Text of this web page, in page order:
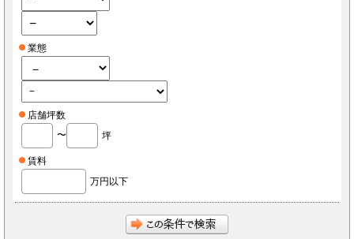
破産状態もしくはそれと同等の状態にあり、信用状態が著しく悪化している者
差押え、仮差押え、仮処分、租税滞納処分等を受けている者
二重に会員登録している者
当社、本サービス、又は他の会員の信用もしくは権利を侵害する恐れがあると当社が
公序良俗に反する行為をした者
前項の措置により会員が損害を被った場合でも、当社はその責任を負わないものとします。
会員は当社が書面で承認する場合を除き、会員としての地位をいかなる第三者にも譲渡でき
ないものとします。
会員は、当社へ報告した自らに関する情報に変更が生じた場合、当社が指定する方法で最新
の情報を当社へ報告するものとします。なお、本項の報告をしなかったことにより、会員が
会員は、当社へ報告した自らに関する情報の変更を希望する場合、また、退会を希望する場
合、当社所定の手続きに従っておこなうものとします。
（以下「導入店」）から付与されたIDおよびパスワード(以下「ID」)をいかなる第三者にも
開示し、もしくは利用させてはならないものとします。
業態
店舗坪数
〜
坪
賃料
万円以下